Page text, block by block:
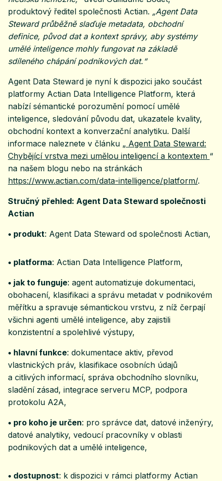
produktový ředitel společnosti Actian. „Agent Data
Steward průběžně slaďuje metadata, obchodní
definice, původ dat a kontext správy, aby systémy
umělé inteligence mohly fungovat na základě
sdíleného chápání podnikových dat.“
Agent Data Steward je nyní k dispozici jako součást
platformy Actian Data Intelligence Platform, která
nabízí sémantické porozumění pomocí umělé
inteligence, sledování původu dat, ukazatele kvality,
obchodní kontext a konverzační analytiku. Další
informace naleznete v článku „ Agent Data Steward:
Chybějící vrstva mezi umělou inteligencí a kontextem “
na našem blogu nebo na stránkách
https://www.actian.com/data-intelligence/platform/.
Stručný přehled: Agent Data Steward společnosti
Actian
• produkt: Agent Data Steward od společnosti Actian,
• platforma: Actian Data Intelligence Platform,
• jak to funguje: agent automatizuje dokumentaci,
obohacení, klasifikaci a správu metadat v podnikovém
měřítku a spravuje sémantickou vrstvu, z níž čerpají
všichni agenti umělé inteligence, aby zajistili
konzistentní a spolehlivé výstupy,
• hlavní funkce: dokumentace aktiv, převod
vlastnických práv, klasifikace osobních údajů
a citlivých informací, správa obchodního slovníku,
sladění zásad, integrace serveru MCP, podpora
protokolu A2A,
• pro koho je určen: pro správce dat, datové inženýry,
datové analytiky, vedoucí pracovníky v oblasti
podnikových dat a umělé inteligence,
• dostupnost: k dispozici v rámci platformy Actian